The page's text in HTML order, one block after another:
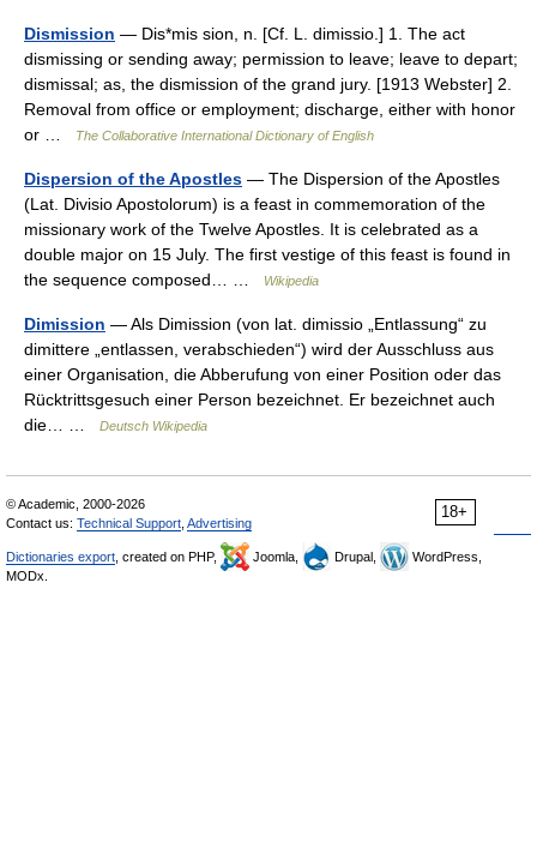
Dismission — Dis*mis sion, n. [Cf. L. dimissio.] 1. The act
dismissing or sending away; permission to leave; leave to depart;
dismissal; as, the dismission of the grand jury. [1913 Webster] 2.
Removal from office or employment; discharge, either with honor
or …
The Collaborative International Dictionary of English
Dispersion of the Apostles — The Dispersion of the Apostles
(Lat. Divisio Apostolorum) is a feast in commemoration of the
missionary work of the Twelve Apostles. It is celebrated as a
double major on 15 July. The first vestige of this feast is found in
the sequence composed… …
Wikipedia
Dimission — Als Dimission (von lat. dimissio „Entlassung“ zu
dimittere „entlassen, verabschieden“) wird der Ausschluss aus
einer Organisation, die Abberufung von einer Position oder das
Rücktrittsgesuch einer Person bezeichnet. Er bezeichnet auch
die… …
Deutsch Wikipedia
18+
© Academic, 2000-2026
Contact us: Technical Support Advertising
Dictionaries export , created on PHP, Joomla, Drupal,
WordPress,
MODx.